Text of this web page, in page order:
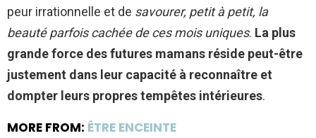
peur irrationnelle et de savourer, petit à petit, la
beauté parfois cachée de ces mois uniques. La plus
grande force des futures mamans réside peut-être
justement dans leur capacité à reconnaître et
dompter leurs propres tempêtes intérieures.
MORE FROM: ÊTRE ENCEINTE